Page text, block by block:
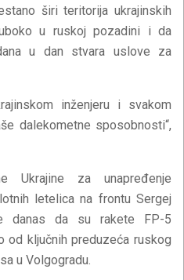
širi teritorija ukrajinskih
u ruskoj pozadini i da
u dan stvara uslove za
inženjeru i svakom
dalekometne sposobnosti“,
Ukrajine za unapređenje
letelica na frontu Sergej
danas da su rakete FP-5
od ključnih preduzeća ruskog
u Volgogradu.